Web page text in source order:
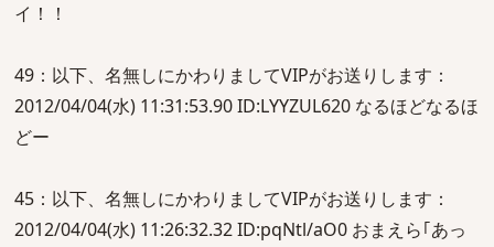
イ！！
49：以下、名無しにかわりましてVIPがお送りします：
2012/04/04(水) 11:31:53.90 ID:LYYZUL620 なるほどなるほ
どー
45：以下、名無しにかわりましてVIPがお送りします：
2012/04/04(水) 11:26:32.32 ID:pqNtl/aO0 おまえら｢あっ